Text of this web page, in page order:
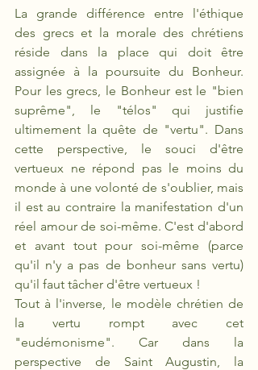
La grande différence entre l'éthique
des grecs et la morale des chrétiens
réside dans la place qui doit être
assignée à la poursuite du Bonheur.
Pour les grecs, le Bonheur est le "bien
suprême", le "télos" qui justifie
ultimement la quête de "vertu". Dans
cette perspective, le souci d'être
vertueux ne répond pas le moins du
monde à une volonté de s'oublier, mais
il est au contraire la manifestation d'un
réel amour de soi-même. C'est d'abord
et avant tout pour soi-même (parce
qu'il n'y a pas de bonheur sans vertu)
qu'il faut tâcher d'être vertueux !
Tout à l'inverse, le modèle chrétien de
la vertu rompt avec cet
"eudémonisme". Car dans la
perspective de Saint Augustin, la